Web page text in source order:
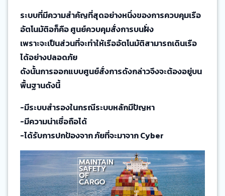
ระบบที่มีความสำคัญที่สุดอย่างหนึ่งของการควบคุมเรือ
อัตโนมัติอก็คือ ศูนย์ควบคุมสั่งการบนฝั่ง
เพราะจะเป็นส่วนที่จะทำให้เรืออัตโนมัติสามารถเดินเรือ
ได้อย่างปลอดภัย
ดังนั้นการออกแบบศูนย์สั่งการดังกล่าวจึงจะต้องอยู่บน
พื้นฐานดังนี้
-มีระบบสำรองในกรณีระบบหลักมีปัญหา
-มีความน่าเชื่อถือได้
-ได้รับการปกป้องจาก ภัยที่จะมาจาก Cyber